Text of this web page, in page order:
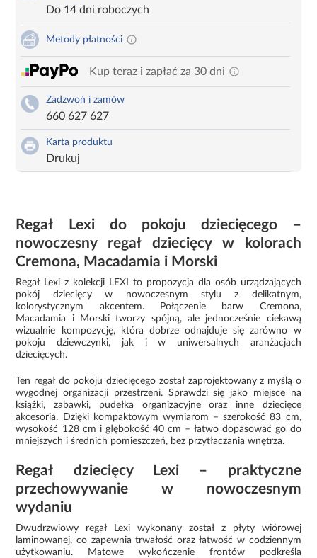
Do 14 dni roboczych
Metody płatności
Kup teraz i zapłać za 30 dni
Zadzwoń i zamów
660 627 627
Karta produktu
Drukuj
Regał Lexi do pokoju dziecięcego –
nowoczesny regał dziecięcy w kolorach
Cremona, Macadamia i Morski
Regał Lexi z kolekcji LEXI to propozycja dla osób urządzających
pokój dziecięcy w nowoczesnym stylu z delikatnym,
kolorystycznym akcentem. Połączenie barw Cremona,
Macadamia i Morski tworzy spójną, ale jednocześnie ciekawą
wizualnie kompozycję, która dobrze odnajduje się zarówno w
pokoju dziewczynki, jak i w uniwersalnych aranżacjach
dziecięcych.
Ten regał do pokoju dziecięcego został zaprojektowany z myślą o
wygodnej organizacji przestrzeni. Sprawdzi się jako miejsce na
książki, zabawki, pudełka organizacyjne oraz inne dziecięce
akcesoria. Dzięki kompaktowym wymiarom – szerokość 83 cm,
wysokość 128 cm i głębokość 40 cm – łatwo dopasować go do
mniejszych i średnich pomieszczeń, bez przytłaczania wnętrza.
Regał dziecięcy Lexi – praktyczne
przechowywanie w nowoczesnym
wydaniu
Dwudrzwiowy regał Lexi wykonany został z płyty wiórowej
laminowanej, co zapewnia trwałość oraz łatwość w codziennym
użytkowaniu. Matowe wykończenie frontów podkreśla